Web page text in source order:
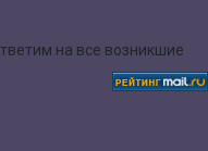
на все возникшие